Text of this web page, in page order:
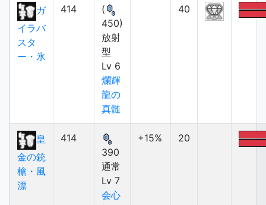
ガ
イラバ
スタ
ー・氷
414
(
450)
放射
型
Lv 6
爛輝
龍の
真髄
40
皇
金の銃
槍・風
漂
414
390
通常
Lv 7
会心
+15% 20